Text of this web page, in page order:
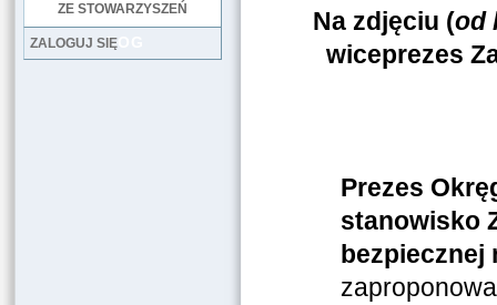
ZE STOWARZYSZEŃ
LOG
ZALOGUJ SIĘ
Na zdjęciu (od
wiceprezes
Prezes
stanowisko
bezpiecznej